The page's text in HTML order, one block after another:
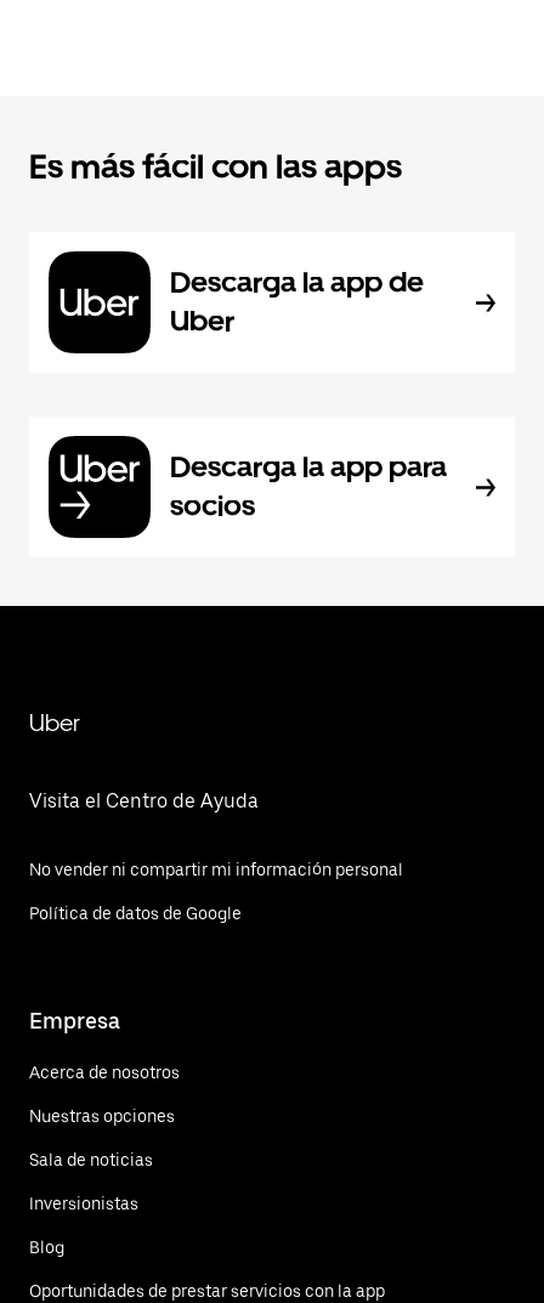
Es más fácil con las apps
Descarga la app de
Uber
Descarga la app para
socios
Uber
Visita el Centro de Ayuda
No vender ni compartir mi información personal
Política de datos de Google
Empresa
Acerca de nosotros
Nuestras opciones
Sala de noticias
Inversionistas
Blog
Oportunidades de prestar servicios con la app